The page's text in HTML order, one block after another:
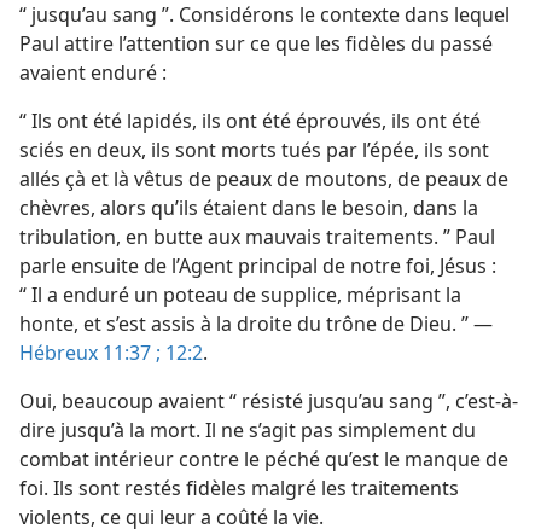
“ jusqu’au sang ”. Considérons le contexte dans lequel
Paul attire l’attention sur ce que les fidèles du passé
avaient enduré :
“ Ils ont été lapidés, ils ont été éprouvés, ils ont été
sciés en deux, ils sont morts tués par l’épée, ils sont
allés çà et là vêtus de peaux de moutons, de peaux de
chèvres, alors qu’ils étaient dans le besoin, dans la
tribulation, en butte aux mauvais traitements. ” Paul
parle ensuite de l’Agent principal de notre foi, Jésus :
“ Il a enduré un poteau de supplice, méprisant la
honte, et s’est assis à la droite du trône de Dieu. ” —
Hébreux 11:37 ; 12:2.
Oui, beaucoup avaient “ résisté jusqu’au sang ”, c’est-à-
dire jusqu’à la mort. Il ne s’agit pas simplement du
combat intérieur contre le péché qu’est le manque de
foi. Ils sont restés fidèles malgré les traitements
violents, ce qui leur a coûté la vie.